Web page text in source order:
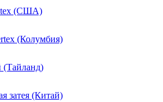
(США)
(Колумбия)
(Тайланд)
затея (Китай)